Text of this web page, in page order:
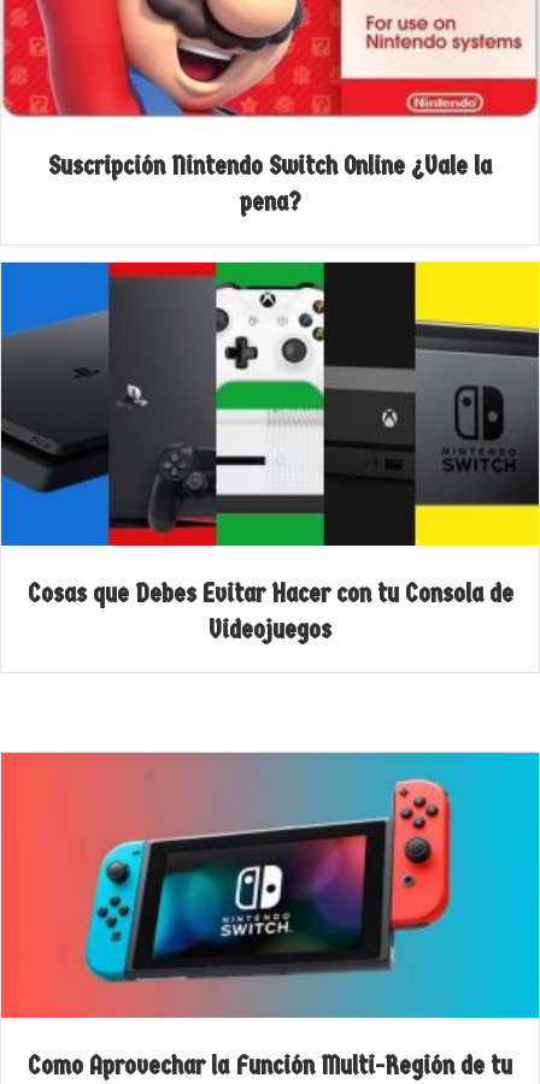
Suscripción Nintendo Switch Online ¿Vale la
pena?
Cosas que Debes Evitar Hacer con tu Consola de
Videojuegos
Como Aprovechar la Función Multi-Región de tu